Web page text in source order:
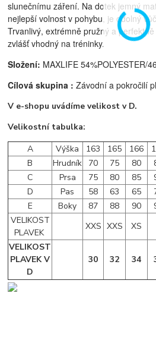
slunečnímu záření. Na dotek jemný
nejlepší volnost v pohybu, je odolný
Trvanlivý, extrémně pružný a
zvlášť vhodný na tréninky.
Složení: MAXLIFE 54%POLYESTER/
Cílová skupina :Závodní a pokročilí
V e-shopu uvádíme velikost v D.
Velikostní tabulka:
A
Výška 163 165 166
B
Hrudník 70 75 80
C
Prsa 75 80 85
D
Pas 58 63 65
E
Boky 87 88 90
VELIKOST
PLAVEK
XXS XXS XS
VELIKOST
PLAVEK V
D
30 32 34